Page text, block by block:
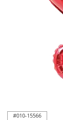
#010-15566